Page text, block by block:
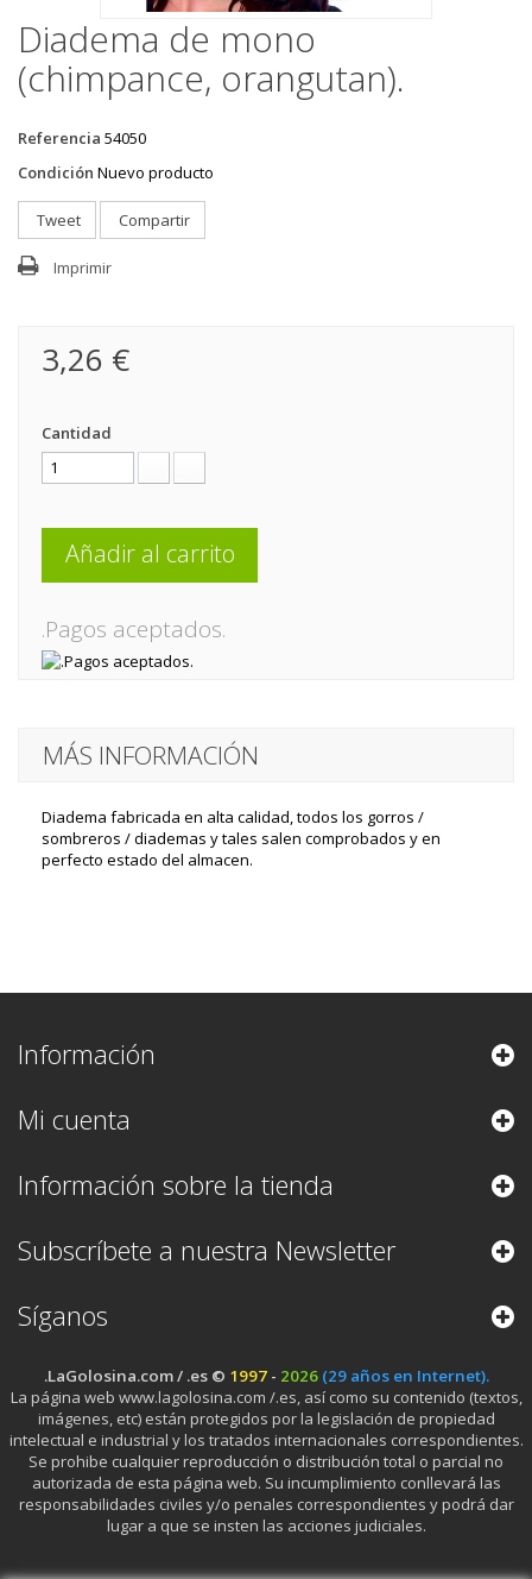
Diadema de mono
(chimpance, orangutan).
Referencia 54050
Condición Nuevo producto
Tweet Compartir
Imprimir
3,26 €
Cantidad
Añadir al carrito
.Pagos aceptados.
MÁS INFORMACIÓN
Diadema fabricada en alta calidad, todos los gorros /
sombreros / diademas y tales salen comprobados y en
perfecto estado del almacen.
Información
Mi cuenta
Información sobre la tienda
Subscríbete a nuestra Newsletter
Síganos
.LaGolosina.com / .es © 1997- 2026 (29 años en Internet).
La página web www.lagolosina.com /.es, así como su contenido (textos,
imágenes, etc) están protegidos por la legislación de propiedad
intelectual e industrial y los tratados internacionales correspondientes.
Se prohibe cualquier reproducción o distribución total o parcial no
autorizada de esta página web. Su incumplimiento conllevará las
responsabilidades civiles y/o penales correspondientes y podrá dar
lugar a que se insten las acciones judiciales.